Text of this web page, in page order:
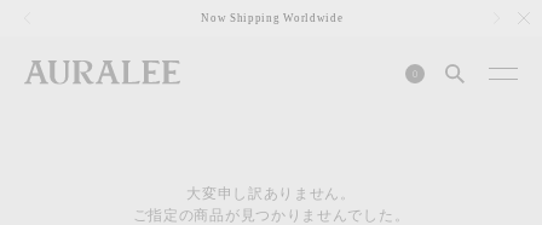
Now Shipping Worldwide
0
大変申し訳ありません。
ご指定の商品が見つかりませんでした。